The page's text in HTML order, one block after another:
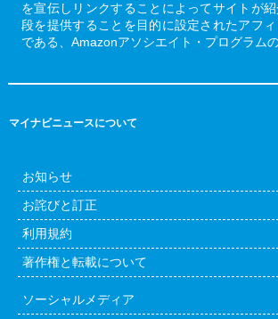
を宣伝しリンクすることによってサイトが
段を提供することを目的に設定されたアフ
である、Amazonアソシエイト・プログラム
マイナビニュースについて
お知らせ
お詫びと訂正
利用規約
著作権と転載について
ソーシャルメディア